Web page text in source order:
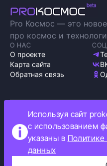
Pro Космос — это
про космос и
О НАС
О проекте
Карта сайта
Обратная связь
Политика обработки
Как мы используем
Информация об
Используя сайт
с использованием
указаны в Политике
данных